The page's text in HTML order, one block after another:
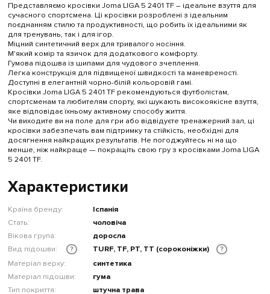
Представляємо кросівки Joma LIGA 5 2401 TF – ідеальне взуття для
сучасного спортсмена. Ці кросівки розроблені з ідеальним
поєднанням стилю та продуктивності, що робить їх ідеальними як
для тренувань, так і для ігор.
Міцний синтетичний верх для тривалого носіння.
М'який комір та язичок для додаткового комфорту.
Гумова підошва із шипами для чудового зчеплення.
Легка конструкція для підвищеної швидкості та маневреності.
Доступні в елегантній чорно-білій кольоровій гамі.
Кросівки Joma LIGA 5 2401 TF рекомендуються футболістам,
спортсменам та любителям спорту, які шукають високоякісне взуття,
яке відповідає їхньому активному способу життя.
Чи виходите ви на поле для гри або відвідуєте тренажерний зал, ці
кросівки забезпечать вам підтримку та стійкість, необхідні для
досягнення найкращих результатів. Не погоджуйтесь ні на що
менше, ніж найкраще — покращіть свою гру з кросівками Joma LIGA
5 2401 TF.
Характеристики
Країна бренду:
Іспанія
Стать:
чоловіча
Вікова група:
доросла
Вид підошви:
? TURF, TF, PT, TT (сороконіжки)
?
Матеріал верху:
синтетика
Матеріал підошви:
гума
Тип покриття:
штучна трава